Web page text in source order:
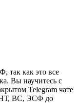
так как это все
Вы научитесь с
Telegram чате
ВС, ЭСФ до